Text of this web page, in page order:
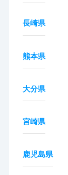
長崎県
熊本県
大分県
宮崎県
鹿児島県